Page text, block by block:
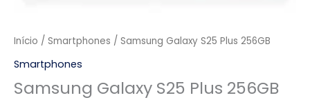
Início / Smartphones / Samsung Galaxy S25 Plus 256GB
Smartphones
Samsung Galaxy S25 Plus 256GB